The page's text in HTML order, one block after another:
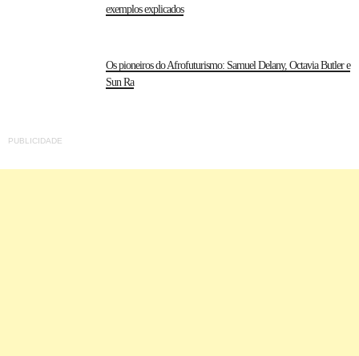
exemplos explicados
Os pioneiros do Afrofuturismo: Samuel Delany, Octavia Butler e
Sun Ra
PUBLICIDADE